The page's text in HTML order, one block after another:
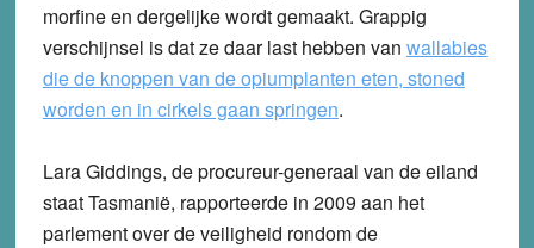
morfine en dergelijke wordt gemaakt. Grappig
verschijnsel is dat ze daar last hebben van wallabies
die de knoppen van de opiumplanten eten, stoned
worden en in cirkels gaan springen.
Lara Giddings, de procureur-generaal van de eiland
staat Tasmanië, rapporteerde in 2009 aan het
parlement over de veiligheid rondom de